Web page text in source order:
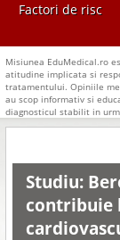
Factori de risc
Misiunea EduMedical.ro
atitudine implicata si
tratamentului. Opiniile
au scop informativ si
diagnosticul stabilit in
Studiu:
contribuie